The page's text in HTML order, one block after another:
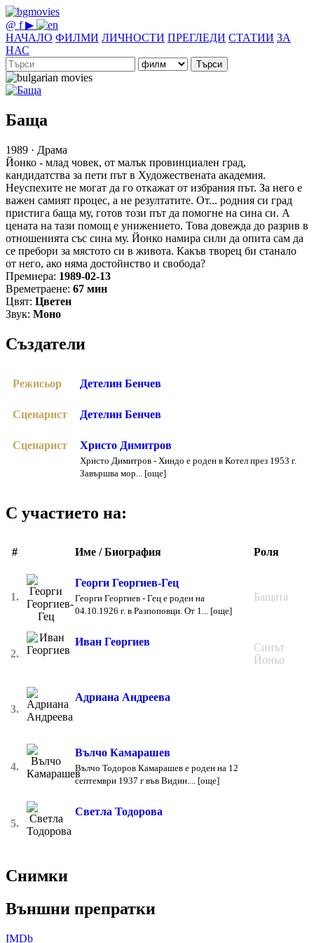
@ f ▶
НАЧАЛО ФИЛМИ ЛИЧНОСТИ ПРЕГЛЕДИ СТАТИИ ЗА
НАС
Търси
Баща
1989 · Драма
Йонко - млад човек, от малък провинциален град,
кандидатства за пети път в Художествената академия.
Неуспехите не могат да го откажат от избрания път. За него е
важен самият процес, а не резултатите. От... родния си град
пристига баща му, готов този път да помогне на сина си. А
цената на тази помощ е унижението. Това довежда до разрив в
отношенията със сина му. Йонко намира сили да опита сам да
се пребори за мястото си в живота. Какъв творец би станало
от него, ако няма достойнство и свобода?
Премиера: 1989-02-13
Времетраене: 67 мин
Цвят: Цветен
Звук: Моно
Създатели
Режисьор Детелин Бенчев
Сценарист Детелин Бенчев
Сценарист Христо Димитров
Христо Димитров - Хиндо е роден в Котел през 1953 г.
Завършва мор... [още]
С участието на:
# Име / Биография Роля
1.
Георги Георгиев-Гец
Георги Георгиев - Гец е роден на
04.10.1926 г. в Разпоповци. От 1... [още]
Бащата
2.
Иван Георгиев
Синът
Йонко
3.
Адриана Андреева
4.
Вълчо Камарашев
Вълчо Тодоров Камарашев е роден на 12
септември 1937 г във Видин.... [още]
5.
Светла Тодорова
Снимки
Външни препратки
IMDb